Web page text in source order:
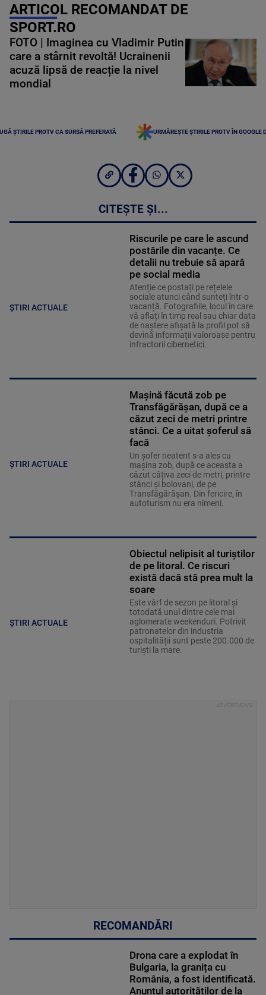
ARTICOL RECOMANDAT DE
SPORT.RO
FOTO | Imaginea cu Vladimir Putin
care a stârnit revoltă! Ucrainenii
acuză lipsă de reacție la nivel
mondial
ȘTIRILE PROTV CA SURSĂ PREFERATĂ URMĂREȘTE ȘTIRILE PROTV ÎN GOOGLE
CITEȘTE ȘI...
ȘTIRI ACTUALE
Riscurile pe care le ascund
postările din vacanțe. Ce
detalii nu trebuie să apară
pe social media
Atenție ce postați pe rețelele
sociale atunci când sunteți într-o
vacanță. Fotografiile, locul în care
vă aflați în timp real sau chiar data
de naștere afișată la profil pot să
devină informații valoroase pentru
infractorii cibernetici.
ȘTIRI ACTUALE
Mașină făcută zob pe
Transfăgărășan, după ce a
căzut zeci de metri printre
stânci. Ce a uitat șoferul să
facă
Un șofer neatent s-a ales cu
mașina zob, după ce aceasta a
căzut câțiva zeci de metri, printre
stânci și bolovani, de pe
Transfăgărășan. Din fericire, în
autoturism nu era nimeni.
ȘTIRI ACTUALE
Obiectul nelipisit al turiștilor
de pe litoral. Ce riscuri
există dacă stă prea mult la
soare
Este vârf de sezon pe litoral și
totodată unul dintre cele mai
aglomerate weekenduri. Potrivit
patronatelor din industria
ospitalității sunt peste 200.000 de
turiști la mare.
RECOMANDĂRI
Drona care a explodat în
Bulgaria, la granița cu
România, a fost identificată.
Anunțul autorităților de la